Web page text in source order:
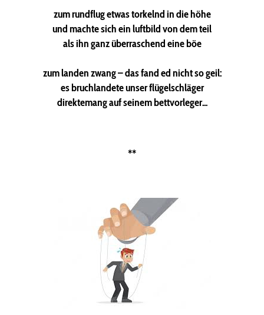
zum rundflug etwas torkelnd in die höhe
und machte sich ein luftbild von dem teil
als ihn ganz überraschend eine böe
zum landen zwang – das fand ed nicht so geil:
es bruchlandete unser flügelschläger
direktemang auf seinem bettvorleger...
**